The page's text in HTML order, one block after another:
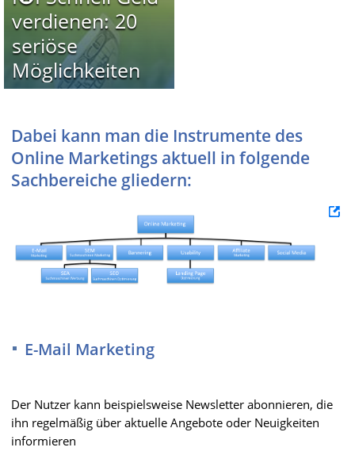
verdienen: 20
seriöse
Möglichkeiten
Dabei kann man die Instrumente des
Online Marketings aktuell in folgende
Sachbereiche gliedern:
E-Mail Marketing
Der Nutzer kann beispielsweise Newsletter abonnieren, die
ihn regelmäßig über aktuelle Angebote oder Neuigkeiten
informieren